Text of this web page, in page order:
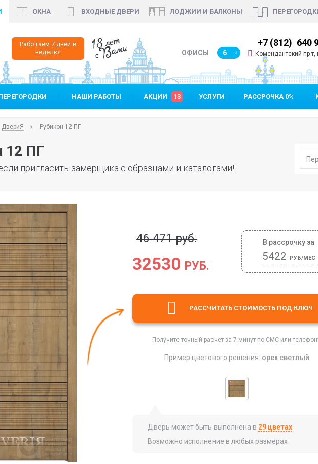
ОКНА ВХОДНЫЕ ДВЕРИ ЛОДЖИИ И БАЛКОНЫ
Работаем 7 дней в
неделю!
18 лет
с Вами ОФИСЫ 6
+7 (812) 640 90 48 +7 (812) 640
Комендантский пр-
НАШИ РАБОТЫ АКЦИИ 13 УСЛУГИ РАССРОЧКА 0%
ДвериЯ Рубикон 12 ПГ
12 ПГ
пригласить замерщика с образцами и каталогами!
46 471 руб.
32530 РУБ.
В рассрочку за
5422 РУБ/МЕС
РАССЧИТАТЬ СТОИМОСТЬ ПОД КЛЮЧ
Получите точный расчет за 7 минут по СМС или
Пример цветового решения: орех светлый
Дверь может быть выполнена в 29 цветах
Возможно исполнение в любых размерах